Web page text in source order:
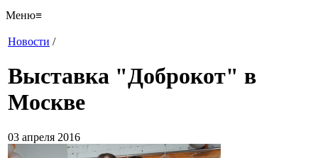
Меню≡
Новости /
Выставка "Доброкот" в
Москве
03 апреля 2016